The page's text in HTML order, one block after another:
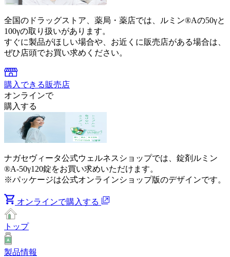
全国のドラッグストア、薬局・薬店では、ルミン®Aの50γと
100γの取り扱いがあります。
すぐに製品がほしい場合や、お近くに販売店がある場合は、
ぜひ店頭でお買い求めください。
購入できる販売店
オンラインで
購入する
ナガセヴィータ公式ウェルネスショップでは、錠剤ルミン
®A-50γ120錠をお買い求めいただけます。
※パッケージは公式オンラインショップ版のデザインです。
オンラインで購入する
トップ
製品情報